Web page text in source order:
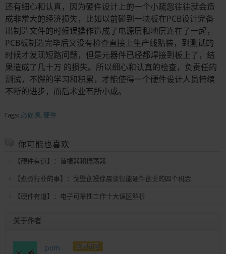
还有细心和认真，因为硬件设计上的一个小疏忽往往就会造
成非常大的经济损失，比如以前碰到一块板在PCB设计完备
出制造文件的时候误操作造成了电源层和地层连在了一起，
PCB板制造完毕后又没有检查直接上生产线贴装，到测试的
时候才发现短路问题，但是元器件已经都焊接到板上了，结
果造成了几十万 的损失。所以细心和认真的检查，负责任的
测试，不懈的学习和积累，才能使得一个硬件设计人员持续
不断的进步，而后术业有所小成。
Tags: 必修课, 硬件
你可能也喜欢
【硬件有道】：谐振器和振荡器
【煮煮行业的事】：戈壁创投徐晨谈智能硬件创业的四个机会
【硬件有道】：电子可靠性工作十大误区解析
关于作者
pom 金牌笛客